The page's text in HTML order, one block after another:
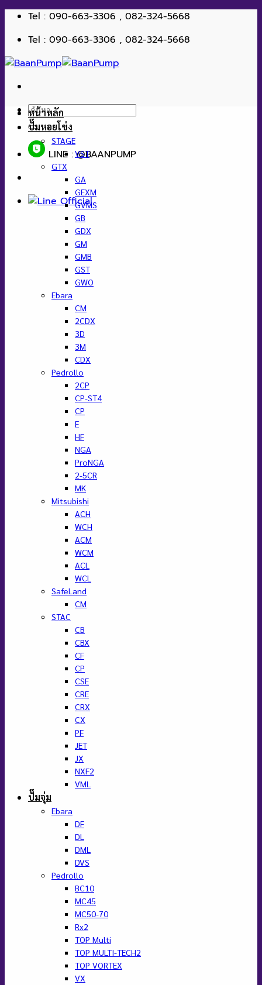
ข้าม
เนื้อหา
Tel : 090-663-3306 , 082-324-5668
Tel : 090-663-3306 , 082-324-5668
ค้นหา:
LINE : @BAANPUMP
หน้าหลัก
ปั๊มหอยโข่ง
STAGE
VST
GTX
GA
GEXM
GVMS
GB
GDX
GM
GMB
GST
GWO
Ebara
CM
2CDX
3D
3M
CDX
Pedrollo
2CP
CP-ST4
CP
F
HF
NGA
ProNGA
2-5CR
MK
Mitsubishi
ACH
WCH
ACM
WCM
ACL
WCL
SafeLand
CM
STAC
CB
CBX
CF
CP
CSE
CRE
CRX
CX
PF
JET
JX
NXF2
VML
ปั๊มจุ่ม
Ebara
DF
DL
DML
DVS
Pedrollo
BC10
MC45
MC50-70
Rx2
TOP Multi
TOP MULTI-TECH2
TOP VORTEX
VX